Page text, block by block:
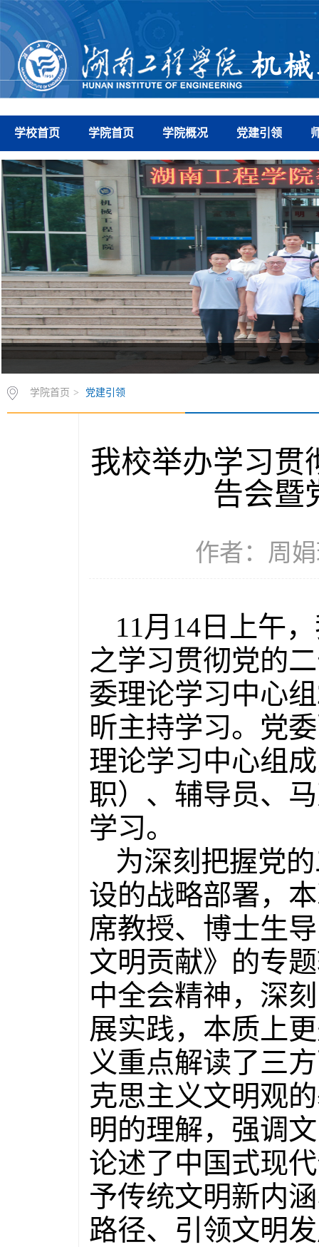
学校首页 学院首页 学院概况 党建引领
学院首页 > 党建引领
我校举办学习贯
告会暨
作者：周
11月14日上午
之学习贯彻党的
委理论学习中心
昕主持学习。党
理论学习中心组
职）、辅导员、
学习。
为深刻把握党
设的战略部署，
席教授、博士生
文明贡献》的专
中全会精神，深
展实践，本质上
义重点解读了三
克思主义文明观
明的理解，强调
论述了中国式现
予传统文明新内
路径、引领文明